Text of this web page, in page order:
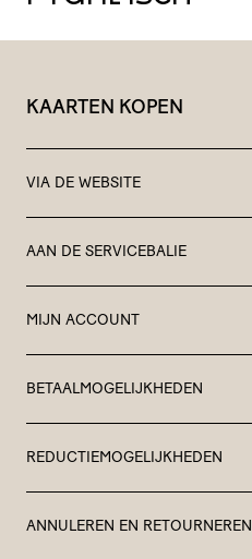
KAARTEN KOPEN
VIA DE WEBSITE
AAN DE SERVICEBALIE
MIJN ACCOUNT
BETAALMOGELIJKHEDEN
REDUCTIEMOGELIJKHEDEN
ANNULEREN EN RETOURNEREN